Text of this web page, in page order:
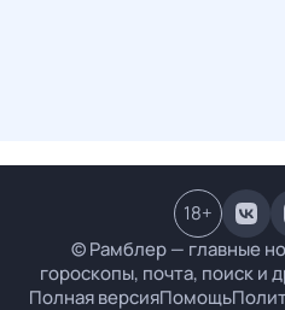
© Рамблер — главные
гороскопы, почта, поиск и
Полная версияПомощь
18+